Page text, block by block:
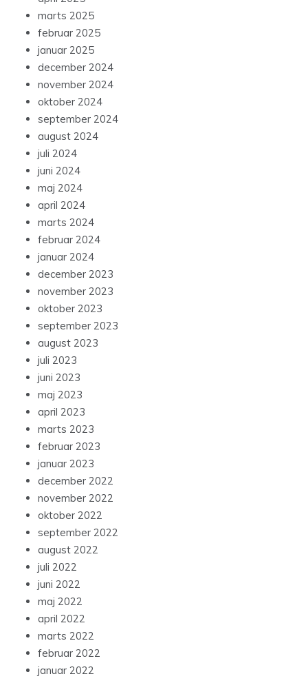
marts 2025
februar 2025
januar 2025
december 2024
november 2024
oktober 2024
september 2024
august 2024
juli 2024
juni 2024
maj 2024
april 2024
marts 2024
februar 2024
januar 2024
december 2023
november 2023
oktober 2023
september 2023
august 2023
juli 2023
juni 2023
maj 2023
april 2023
marts 2023
februar 2023
januar 2023
december 2022
november 2022
oktober 2022
september 2022
august 2022
juli 2022
juni 2022
maj 2022
april 2022
marts 2022
februar 2022
januar 2022